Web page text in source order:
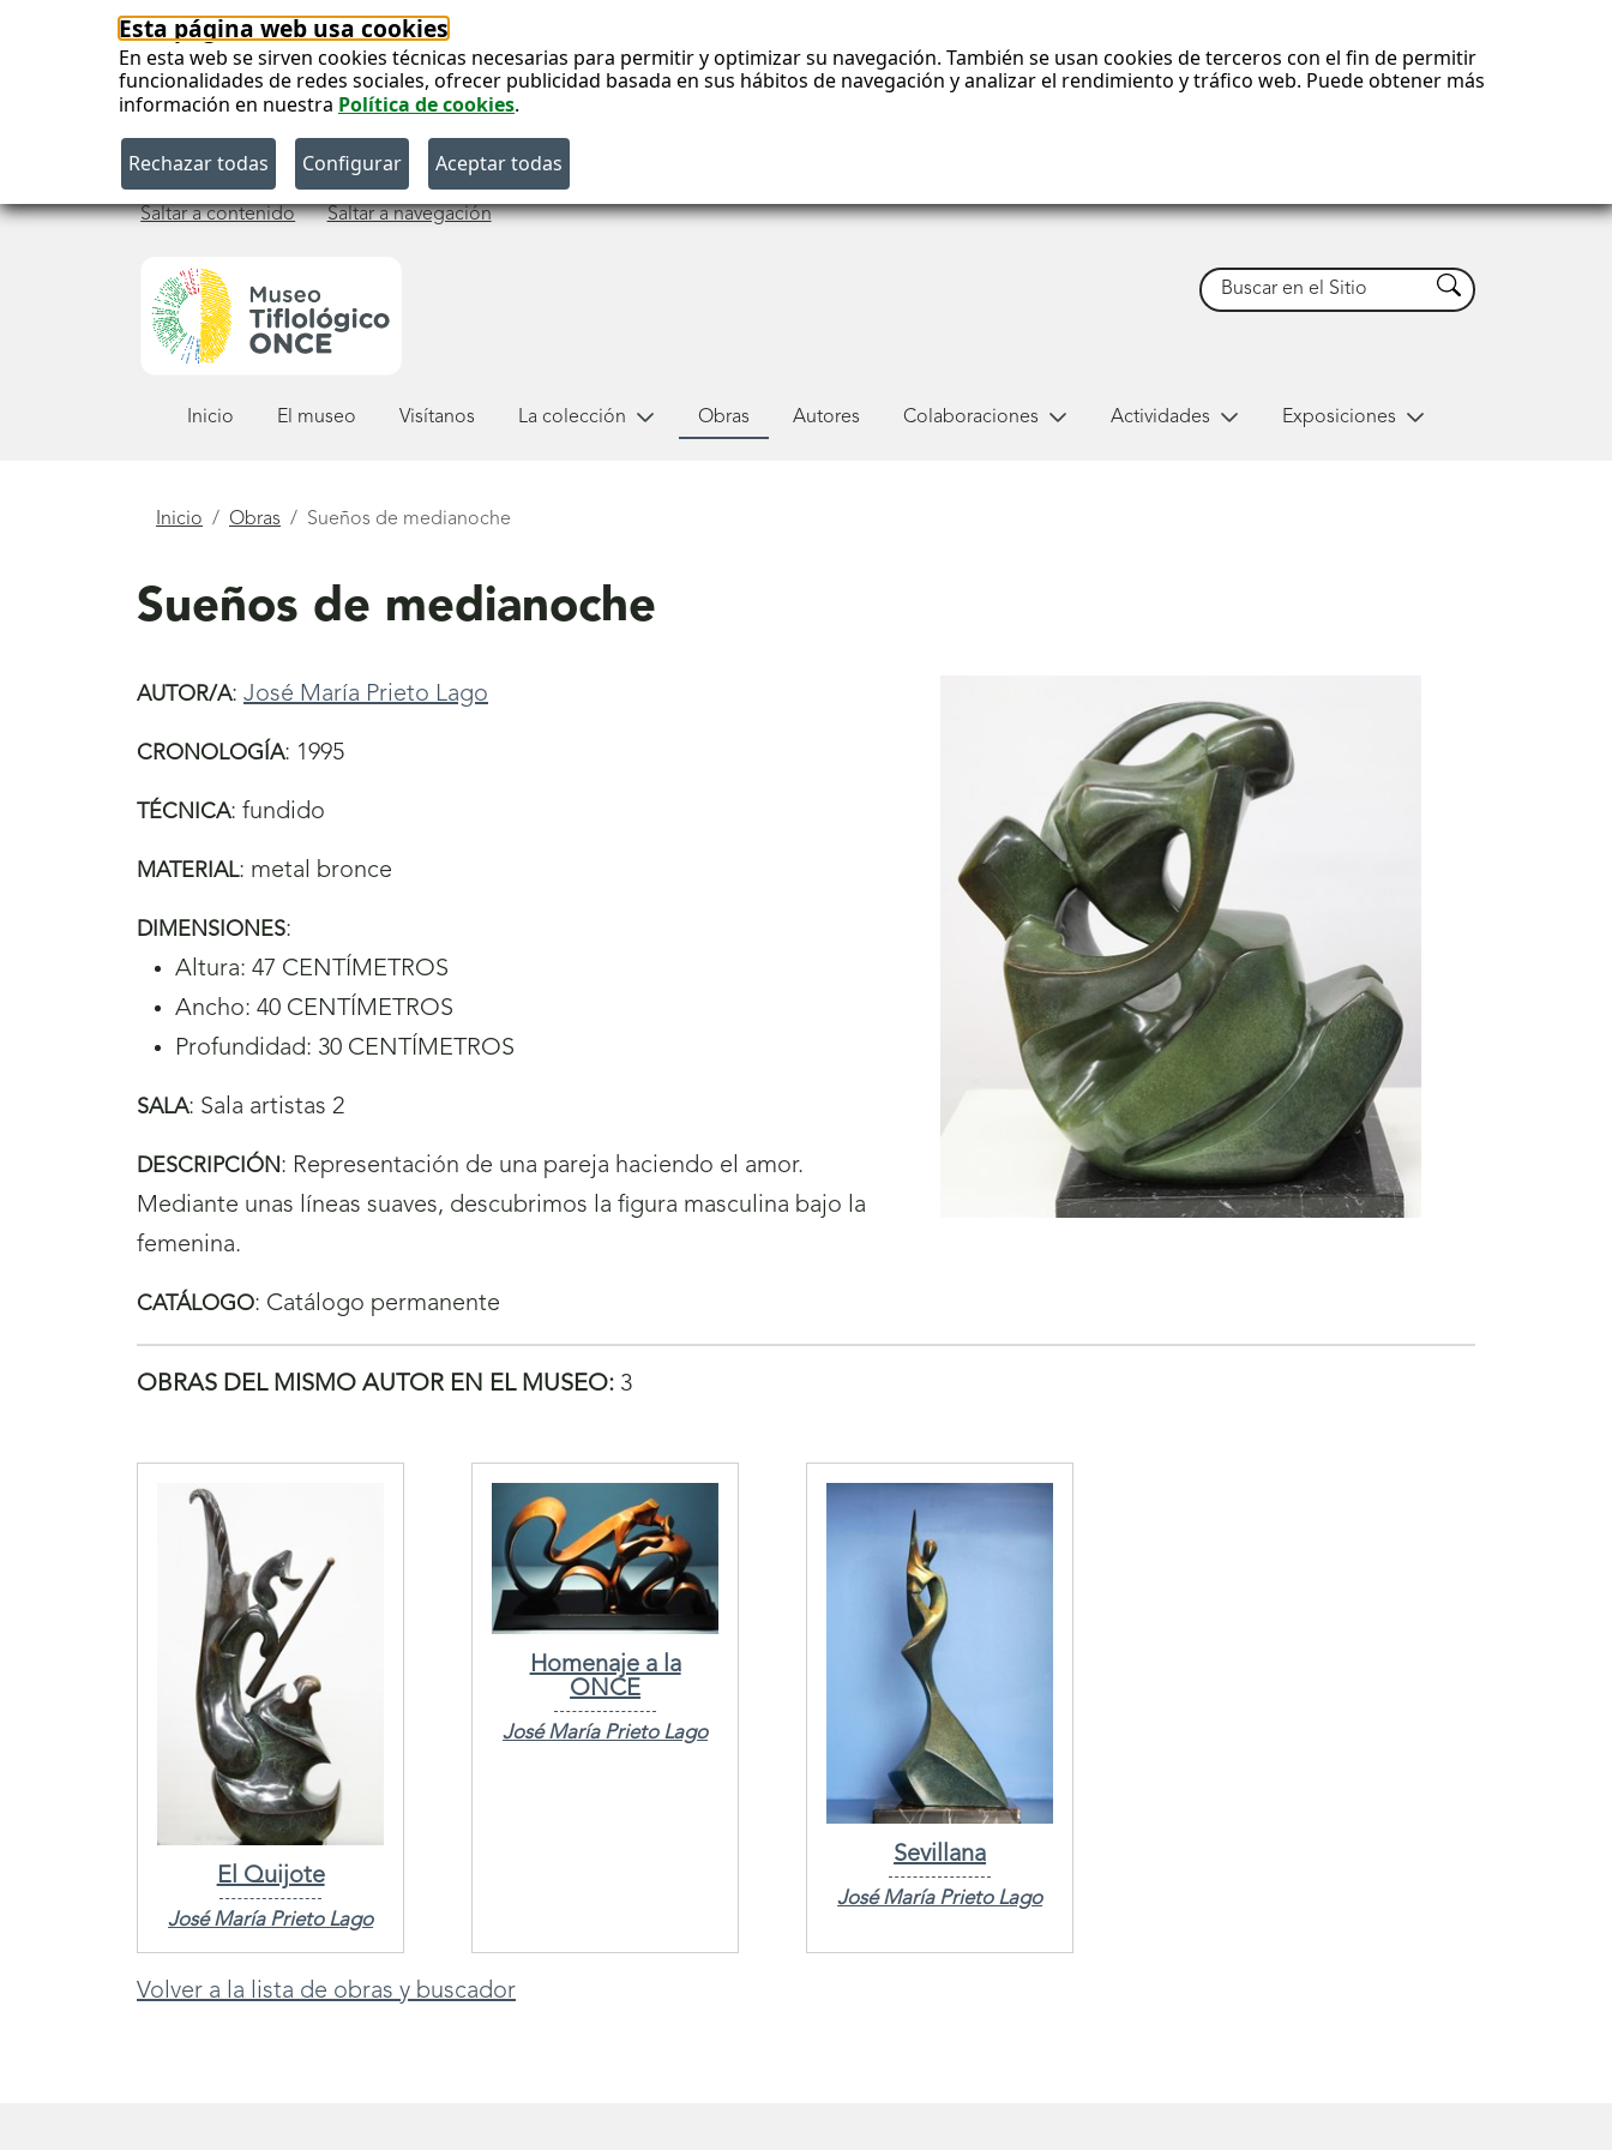
Esta página web usa cookies
En esta web se sirven cookies técnicas necesarias para permitir y optimizar su navegación. También se usan cookies de terceros con el fin de permitir
funcionalidades de redes sociales, ofrecer publicidad basada en sus hábitos de navegación y analizar el rendimiento y tráfico web. Puede obtener más
información en nuestra Política de cookies.
Saltar a contenido Saltar a navegación
Buscar Buscar
Inicio El museo Visítanos La colección Obras Autores Colaboraciones Actividades Exposiciones
Está
Inicio Obras Sueños de medianoche
Sueños de medianoche
AUTOR/A: José María Prieto Lago
CRONOLOGÍA: 1995
TÉCNICA: fundido
MATERIAL: metal bronce
DIMENSIONES:
Altura: 47 CENTÍMETROS
Ancho: 40 CENTÍMETROS
Profundidad: 30 CENTÍMETROS
SALA: Sala artistas 2
DESCRIPCIÓN: Representación de una pareja haciendo el amor.
Mediante unas líneas suaves, descubrimos la figura masculina bajo la
femenina.
CATÁLOGO: Catálogo permanente
OBRAS DEL MISMO AUTOR EN EL MUSEO: 3
El Quijote
José María Prieto Lago
Homenaje a la
ONCE
José María Prieto Lago
Sevillana
José María Prieto Lago
Volver a la lista de obras y buscador